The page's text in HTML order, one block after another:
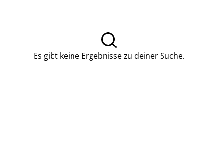
Es gibt keine Ergebnisse zu deiner Suche.